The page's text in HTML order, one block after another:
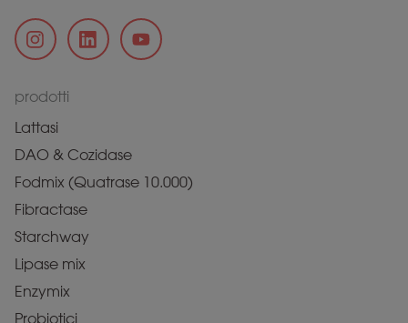
prodotti
Lattasi
DAO & Cozidase
Fodmix (Quatrase 10.000)
Fibractase
Starchway
Lipase mix
Enzymix
Probiotici